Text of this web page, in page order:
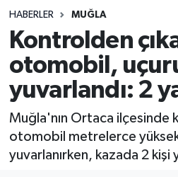
HABERLER MUĞLA
Kontrolden
otomobil,
yuvarlandı: 2
Muğla'nın Ortaca ilçesinde
otomobil metrelerce
yuvarlanırken, kazada 2 kişi
Spor
Teknoloji
Yaşam